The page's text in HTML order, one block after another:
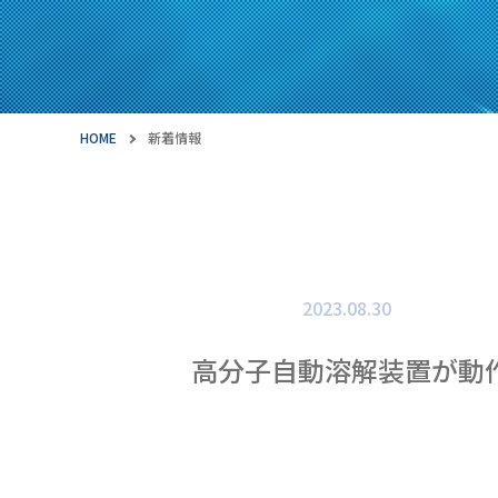
HOME 新着情報
2023.08.30
高分子自動溶解装置が動